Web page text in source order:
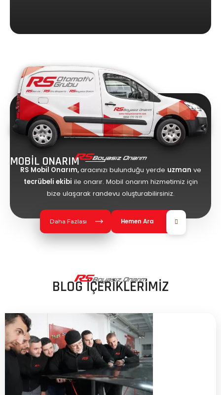
MOBİL ONARIM
RS Mobil Onarım,aracınızı bulunduğu yerde uzman ve
tecrübeli ekibi ile onarır. Mobil onarım hizmetimiz için
bize ulaşarak randevu oluşturabilirsiniz.
Daha Fazlası Hemen Ara
BLOG İÇERİKLERİMİZ